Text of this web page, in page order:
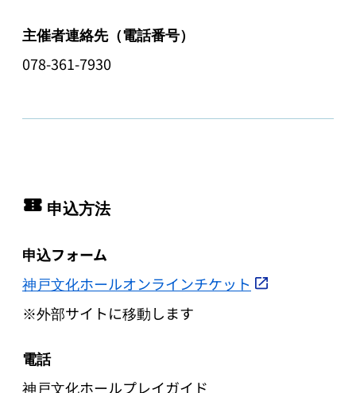
主催者連絡先（電話番号）
078-361-7930
申込方法
申込フォーム
神戸文化ホールオンラインチケット
※外部サイトに移動します
電話
神戸文化ホールプレイガイド